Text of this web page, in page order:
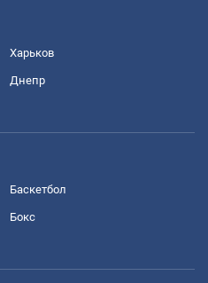
Харьков
Днепр
Баскетбол
Бокс